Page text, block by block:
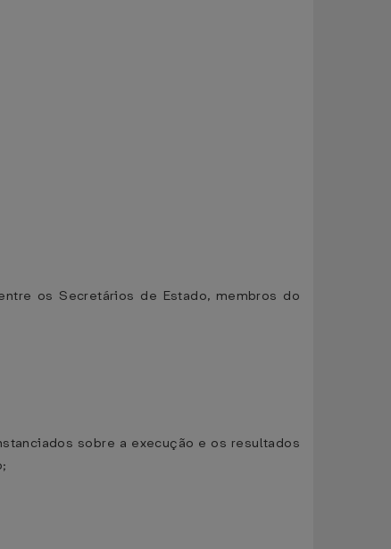
os Secretários de Estado, membros do
sobre a execução e os resultados